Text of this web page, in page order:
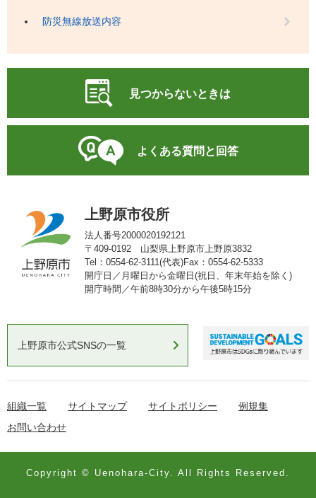
防災無線放送内容
見つからないときは
よくある質問と回答
上野原市役所
法人番号2000020192121
〒409-0192 山梨県上野原市上野原3832
Tel：0554-62-3111(代表)Fax：0554-62-5333
開庁日／月曜日から金曜日(祝日、年末年始を除く)
開庁時間／午前8時30分から午後5時15分
上野原市公式SNSの一覧
組織一覧 サイトマップ サイトポリシー
例規集
お問い合わせ
Copyright © Uenohara-City. All Rights Reserved.